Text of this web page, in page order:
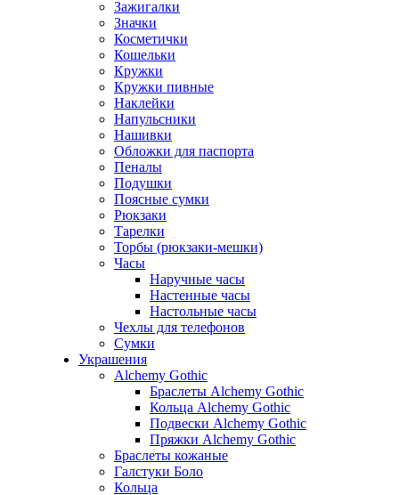
Зажигалки
Значки
Косметички
Кошельки
Кружки
Кружки пивные
Наклейки
Напульсники
Нашивки
Обложки для паспорта
Пеналы
Подушки
Поясные сумки
Рюкзаки
Тарелки
Торбы (рюкзаки-мешки)
Часы
Наручные часы
Настенные часы
Настольные часы
Чехлы для телефонов
Сумки
Украшения
Alchemy Gothic
Браслеты Alchemy Gothic
Кольца Alchemy Gothic
Подвески Alchemy Gothic
Пряжки Alchemy Gothic
Браслеты кожаные
Галстуки Боло
Кольца